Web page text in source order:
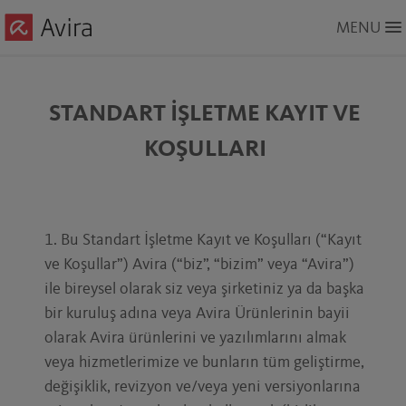
to
MENU
STANDART İŞLETME KAYIT VE
KOŞULLARI
1. Bu Standart İşletme Kayıt ve Koşulları (“Kayıt
ve Koşullar”) Avira (“biz”, “bizim” veya “Avira”)
ile bireysel olarak siz veya şirketiniz ya da başka
bir kuruluş adına veya Avira Ürünlerinin bayii
olarak Avira ürünlerini ve yazılımlarını almak
veya hizmetlerimize ve bunların tüm geliştirme,
değişiklik, revizyon ve/veya yeni versiyonlarına